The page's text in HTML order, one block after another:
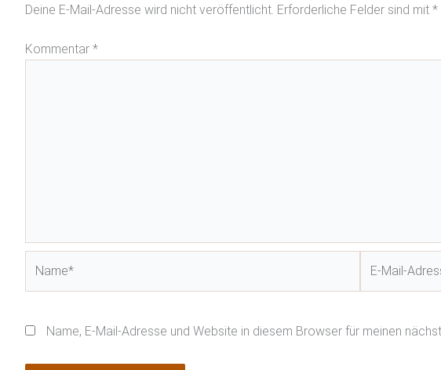
Deine E-Mail-Adresse wird nicht veröffentlicht. Erforderliche Felder sind mit *
Kommentar *
Mail-
Name, E-Mail-Adresse und Website in diesem Browser für meinen